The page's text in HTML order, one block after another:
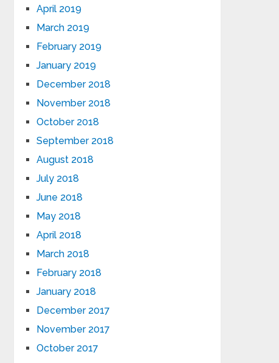
April 2019
March 2019
February 2019
January 2019
December 2018
November 2018
October 2018
September 2018
August 2018
July 2018
June 2018
May 2018
April 2018
March 2018
February 2018
January 2018
December 2017
November 2017
October 2017